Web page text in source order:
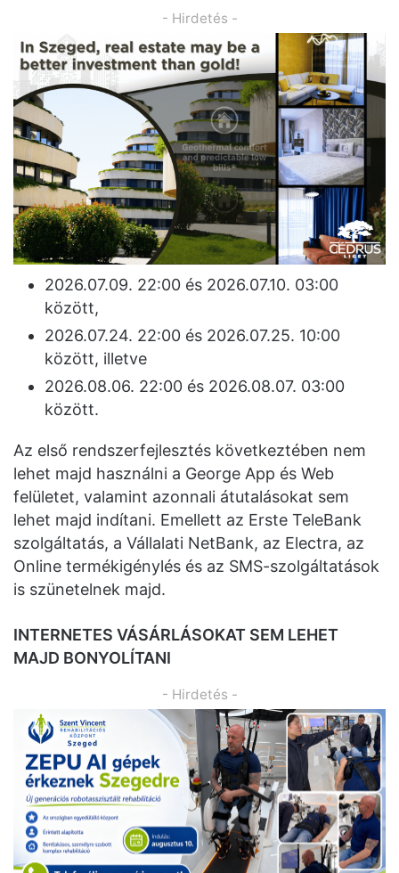
- Hirdetés -
2026.07.09. 22:00 és 2026.07.10. 03:00
között,
2026.07.24. 22:00 és 2026.07.25. 10:00
között, illetve
2026.08.06. 22:00 és 2026.08.07. 03:00
között.
Az első rendszerfejlesztés következtében nem
lehet majd használni a George App és Web
felületet, valamint azonnali átutalásokat sem
lehet majd indítani. Emellett az Erste TeleBank
szolgáltatás, a Vállalati NetBank, az Electra, az
Online termékigénylés és az SMS-szolgáltatások
is szünetelnek majd.
INTERNETES VÁSÁRLÁSOKAT SEM LEHET
MAJD BONYOLÍTANI
- Hirdetés -